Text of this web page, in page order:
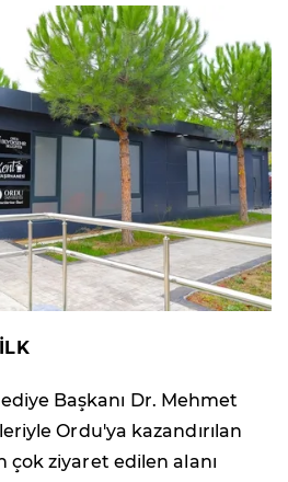
Başkanı Dr. Mehmet
Ordu'ya kazandırılan
çok ziyaret edilen alanı